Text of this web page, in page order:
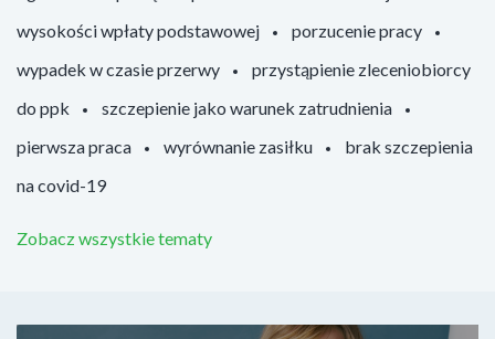
wysokości wpłaty podstawowej
porzucenie pracy
wypadek w czasie przerwy
przystąpienie zleceniobiorcy
do ppk
szczepienie jako warunek zatrudnienia
pierwsza praca
wyrównanie zasiłku
brak szczepienia
na covid-19
Zobacz wszystkie tematy